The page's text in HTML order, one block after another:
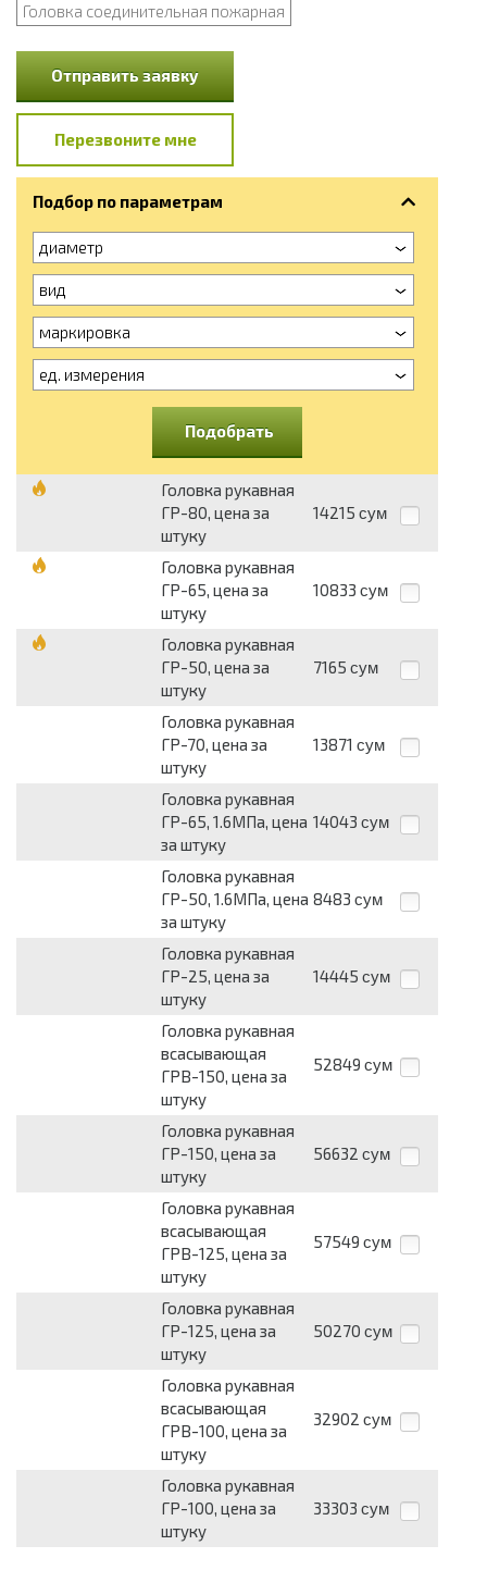
Головка соединительная пожарная
Отправить заявку
Перезвоните мне
Подбор по параметрам
диаметр
вид
маркировка
ед. измерения
Подобрать
Головка рукавная
ГР-80, цена за
штуку
14215 сум
Головка рукавная
ГР-65, цена за
штуку
10833 сум
Головка рукавная
ГР-50, цена за
штуку
7165 сум
Головка рукавная
ГР-70, цена за
штуку
13871 сум
Головка рукавная
ГР-65, 1.6МПа, цена
за штуку
14043 сум
Головка рукавная
ГР-50, 1.6МПа, цена
за штуку
8483 сум
Головка рукавная
ГР-25, цена за
штуку
14445 сум
Головка рукавная
всасывающая
ГРВ-150, цена за
штуку
52849 сум
Головка рукавная
ГР-150, цена за
штуку
56632 сум
Головка рукавная
всасывающая
ГРВ-125, цена за
штуку
57549 сум
Головка рукавная
ГР-125, цена за
штуку
50270 сум
Головка рукавная
всасывающая
ГРВ-100, цена за
штуку
32902 сум
Головка рукавная
ГР-100, цена за
штуку
33303 сум